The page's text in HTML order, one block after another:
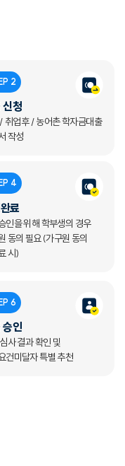
2
신청
취업후 / 농어촌 학자금대출
작성
4
료
인을 위해 학부생의 경우
동의 필요 (가구원 동의
시)
6
승인
사 결과 확인 및
건미달자 특별 추천